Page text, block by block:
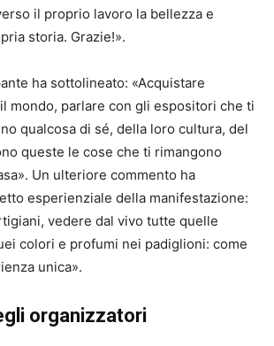
il proprio lavoro la bellezza e
storia. Grazie!».
ha sottolineato: «Acquistare
mondo, parlare con gli espositori che ti
qualcosa di sé, della loro cultura, del
queste le cose che ti rimangono
Un ulteriore commento ha
esperienziale della manifestazione:
vedere dal vivo tutte quelle
colori e profumi nei padiglioni: come
unica».
organizzatori